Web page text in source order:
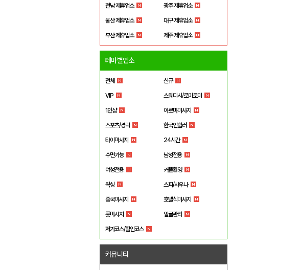
전남 제휴업소 광주 제휴업소
울산 제휴업소 대구 제휴업소
부산 제휴업소 제주 제휴업소
테마별업소
전체 신규
VIP 스웨디시/로미로미
1인샵 아로마마사지
스포츠/경락 한국인힐러
타이마사지 24시간
수면가능 남성전용
여성전용 커플환영
왁싱 스파/사우나
중국마사지 호텔식마사지
풋마사지 얼굴관리
저가코스/할인코스
커뮤니티